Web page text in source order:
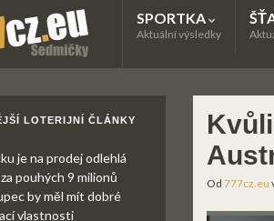
SPORTKA
Aktuální výsledky
Od 777cz.eu
LOTERIJNÍ ČLÁNKY
je na prodej odlehlá
pouhých 9 milionů
by měl mít dobré
vlastnosti